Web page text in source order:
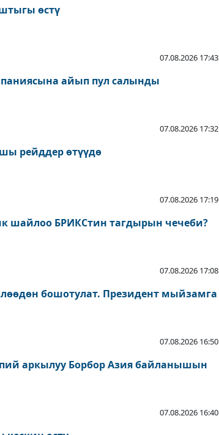
өстү
07.08.2026 17:43
айып пул салынды
07.08.2026 17:32
рейддер өтүүдө
07.08.2026 17:19
шайлоо БРИКСтин тагдырын чечеби?
07.08.2026 17:08
бошотулат. Президент мыйзамга
07.08.2026 16:50
аркылуу Борбор Азия байланышын
07.08.2026 16:40